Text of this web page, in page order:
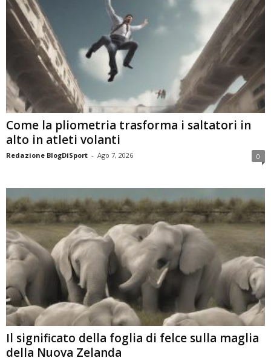
Come la pliometria trasforma i saltatori in
alto in atleti volanti
Redazione BlogDiSport - Ago 7, 2026 0
Il significato della foglia di felce sulla maglia
della Nuova Zelanda